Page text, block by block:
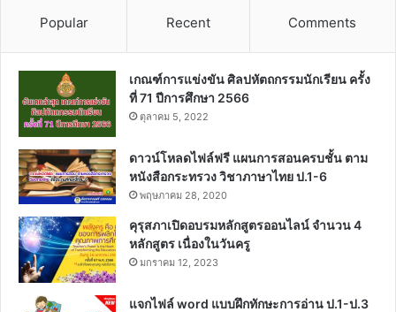
Popular Recent Comments
เกณฑ์การแข่งขัน ศิลปหัตถกรรมนักเรียน ครั้ง
ที่ 71 ปีการศึกษา 2566
ตุลาคม 5, 2022
ดาวน์โหลดไฟล์ฟรี แผนการสอนครบชั้น ตาม
หนังสือกระทรวง วิชาภาษาไทย ป.1-6
พฤษภาคม 28, 2020
คุรุสภาเปิดอบรมหลักสูตรออนไลน์ จำนวน 4
หลักสูตร เนื่องในวันครู
มกราคม 12, 2023
แจกไฟล์ word แบบฝึกทักษะการอ่าน ป.1-ป.3